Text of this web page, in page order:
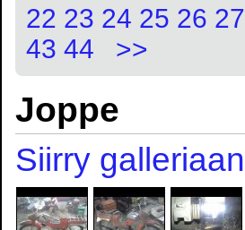
22 23 24 25 26 27
43 44 >>
Joppe
Siirry galleriaan